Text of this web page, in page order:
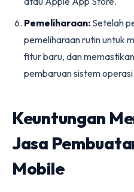
Pemeliharaan: Setelah
pemeliharaan rutin untuk
fitur baru, dan
pembaruan sistem operasi.
Keuntungan
Jasa
Mobile